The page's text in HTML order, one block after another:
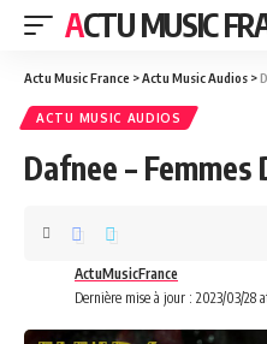
ACTU MUSIC
Actu Music France >Actu Music Audios >
ACTU MUSIC AUDIOS
Dafnee – Femmes
Dernière mise à jour : 2023/03/28
ActuMusicFrance